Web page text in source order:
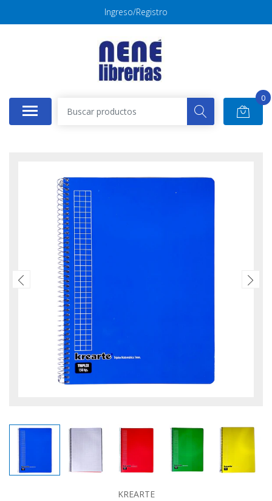
Ingreso/Registro
0
KREARTE